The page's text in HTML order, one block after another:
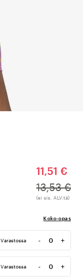
11,51 €
13,53 €
(ei sis. ALV:tä)
Koko-opas
Varastossa -
Määrä
+
Varastossa -
Määrä
+